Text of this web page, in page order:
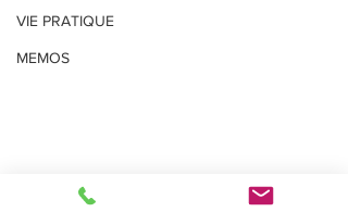
VIE PRATIQUE
MEMOS